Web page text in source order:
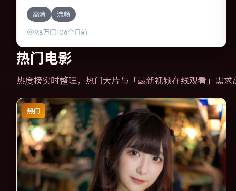
本，围绕一次意外选择展开连锁反应；配乐与色彩高度服务
于主题，结尾留白耐人寻味。
高清 流畅
9.8万 106个月前
热门电影
热度榜实时整理，热门大片与「最新视频在线观看 」需求
热门